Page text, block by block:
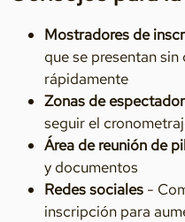
Mostradores de
que se presentan
rápidamente
Zonas de
seguir el
Área de reunión de
y documentos
Redes sociales -
inscripción para